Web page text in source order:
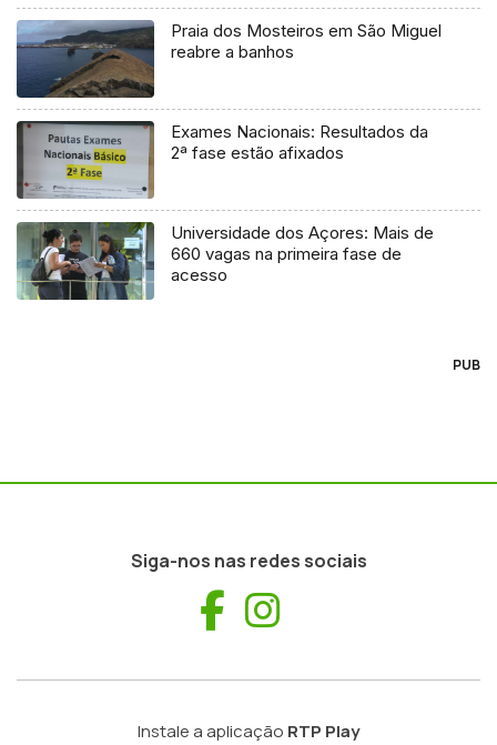
Praia dos Mosteiros em São Miguel
reabre a banhos
Exames Nacionais: Resultados da
2ª fase estão afixados
Universidade dos Açores: Mais de
660 vagas na primeira fase de
acesso
PUB
Siga-nos nas redes sociais
Facebook
Instale a aplicação RTP Play